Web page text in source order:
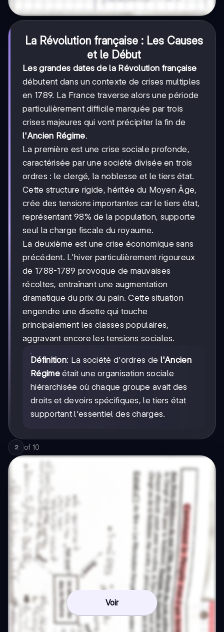
La Révolution française : Les Causes
et le Début
Les grandes dates de la Révolution française
débutent dans un contexte de crises multiples
en 1789. La France traverse alors une période
particulièrement difficile marquée par trois
crises majeures qui vont précipiter la fin de
l'Ancien Régime.
La première est une crise sociale profonde,
caractérisée par une société divisée en trois
ordres : le clergé, la noblesse et le tiers état.
Cette structure rigide, héritée du Moyen Âge,
crée des tensions importantes car le tiers état,
représentant 98% de la population, supporte
seul la charge fiscale du royaume.
La deuxième est une crise économique sans
précédent. L'hiver particulièrement rigoureux
de 1788-1789 provoque de mauvaises
récoltes, entraînant une augmentation
dramatique du prix du pain. Cette situation
engendre une disette qui touche
principalement les classes populaires,
aggravant encore les tensions sociales.
Définition: La société d'ordres de l'Ancien
Régimeétait une organisation sociale
hiérarchisée où chaque groupe avait des
droits et devoirs spécifiques, le tiers état
supportant l'essentiel des charges.
2 of 10
Voir